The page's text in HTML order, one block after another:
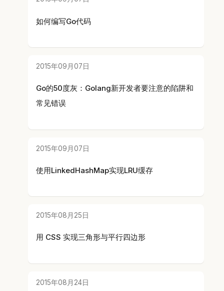
如何编写Go代码
2015年09月07日
Go的50度灰：Golang新开发者要注意的陷阱和
常见错误
2015年09月07日
使用LinkedHashMap实现LRU缓存
2015年08月25日
用 CSS 实现三角形与平行四边形
2015年08月24日